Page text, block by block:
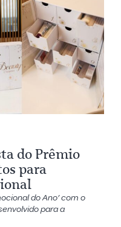
do Prêmio
para
do Ano’ com o
para a